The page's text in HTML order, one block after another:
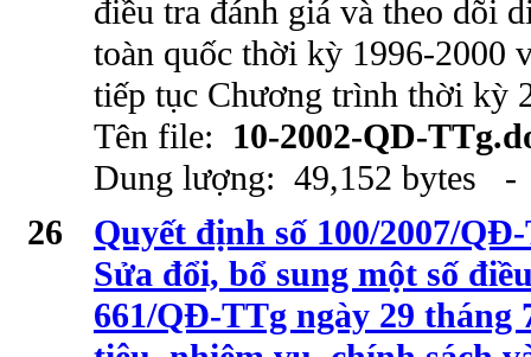
điều tra đánh giá và theo dõi
toàn quốc thời kỳ 1996-2000
tiếp tục Chương trình thời kỳ
Tên file: 10-2002-QD-
Dung lượng: 49,152 bytes
26
Quyết định số 100/2007/
Sửa đổi, bổ sung một số
661/QĐ-TTg ngày 29 tháng